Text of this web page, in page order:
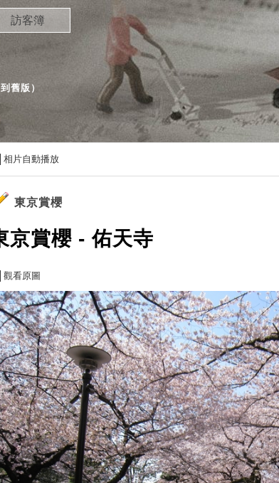
到舊版 ）
訪客簿
相片自動播放
東京賞櫻
京賞櫻 - 佑天寺
觀看原圖